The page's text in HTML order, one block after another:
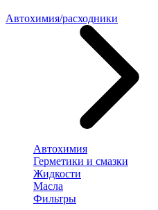
Автохимия/расходники
Автохимия
Герметики и смазки
Жидкости
Масла
Фильтры